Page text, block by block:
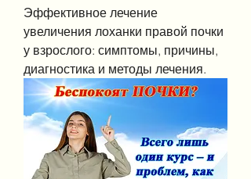
Эффективное лечение
увеличения лоханки правой почки
у взрослого: симптомы, причины,
диагностика и методы лечения.